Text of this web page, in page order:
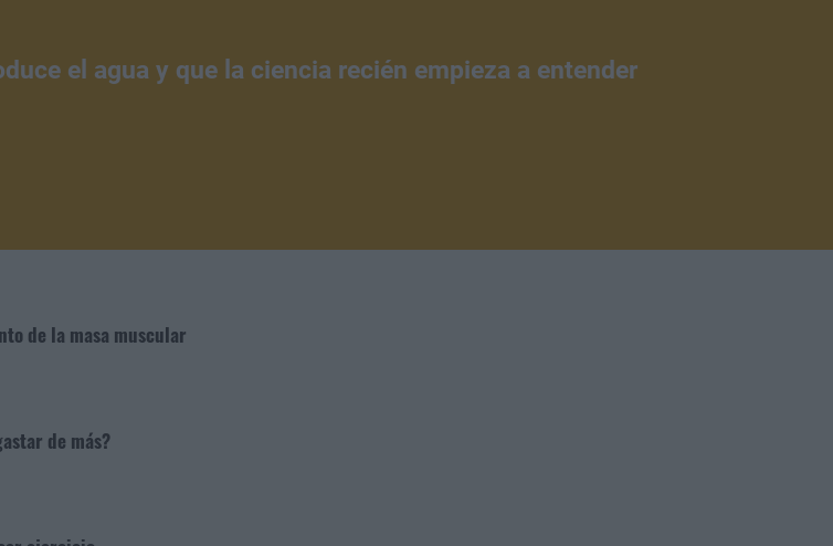
el agua y que la ciencia recién empieza a entender
de la masa muscular
de más?